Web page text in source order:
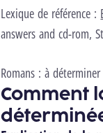
Lexique de référence :
answers and cd-rom,
Romans : à déterminer
Comment